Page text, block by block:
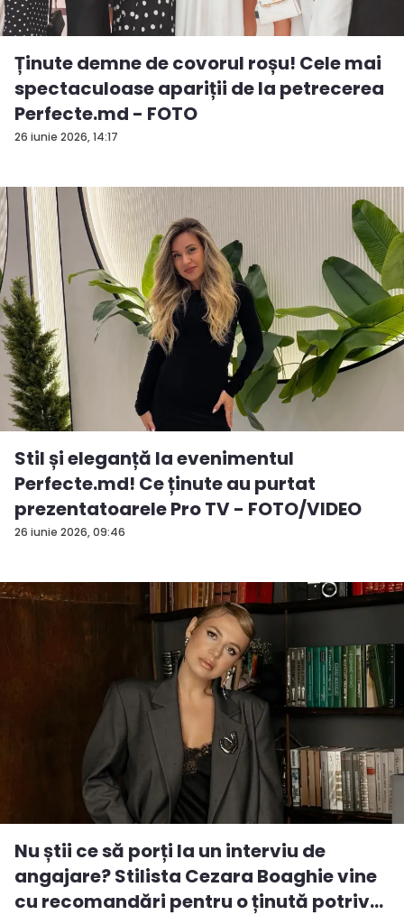
26 iunie 2026, 14:17
Ținute demne de covorul roșu! Cele mai
spectaculoase apariții de la petrecerea
Perfecte.md - FOTO
26 iunie 2026, 09:46
Stil și eleganță la evenimentul
Perfecte.md! Ce ținute au purtat
prezentatoarele Pro TV - FOTO/VIDEO
Nu știi ce să porți la un interviu de
angajare? Stilista Cezara Boaghie vine
cu recomandări pentru o ținută potriv...